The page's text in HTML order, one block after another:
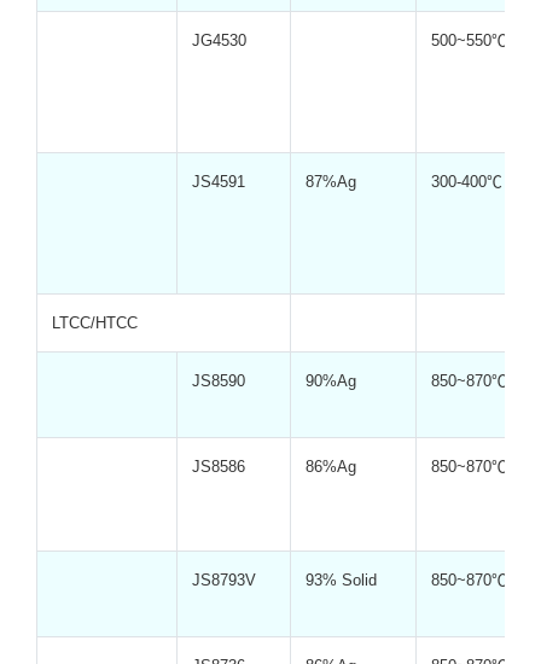
JG4530 500~550℃
JS4591 87%Ag 300-400℃
LTCC/HTCC
JS8590 90%Ag 850~870℃
JS8586 86%Ag 850~870℃
JS8793V 93% Solid 850~870℃